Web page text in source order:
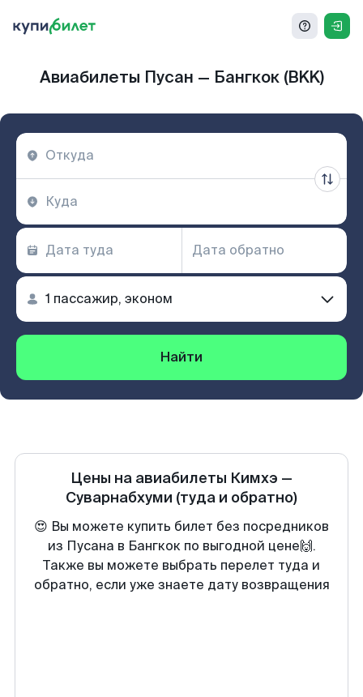
Авиабилеты Пусан — Бангкок (BKK)
Найти
Цены на авиабилеты Кимхэ —
Суварнабхуми (туда и обратно)
😍 Вы можете купить билет без посредников
из Пусана в Бангкок по выгодной цене🙌.
Также вы можете выбрать перелет туда и
обратно, если уже знаете дату возвращения